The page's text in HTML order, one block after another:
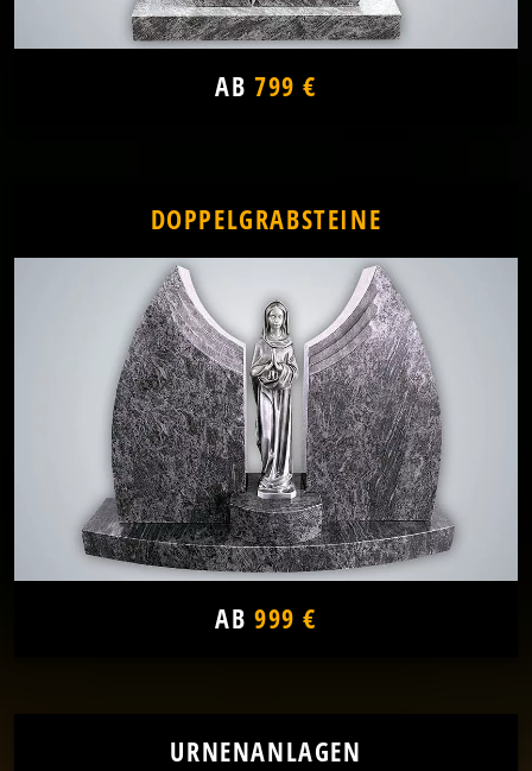
AB 799 €
DOPPELGRABSTEINE
AB 999 €
URNENANLAGEN